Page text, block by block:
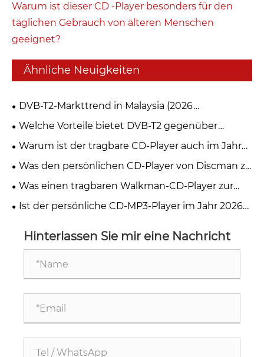
Warum ist dieser CD -Player besonders für den
täglichen Gebrauch von älteren Menschen
geeignet?
Ähnliche Neuigkeiten
DVB-T2-Markttrend in Malaysia (2026
myFreeview / MYTV)
Welche Vorteile bietet DVB-T2 gegenüber
anderen digitalen TV-Standards?
Warum ist der tragbare CD-Player auch im Jahr
2026 immer noch die erste Wahl für
Musikliebhaber?
Was den persönlichen CD-Player von Discman zu
einem Muss für Musikliebhaber macht
Was einen tragbaren Walkman-CD-Player zur
besten Option für Musikliebhaber macht
Ist der persönliche CD-MP3-Player im Jahr 2026
Hinterlassen Sie mir eine Nachricht